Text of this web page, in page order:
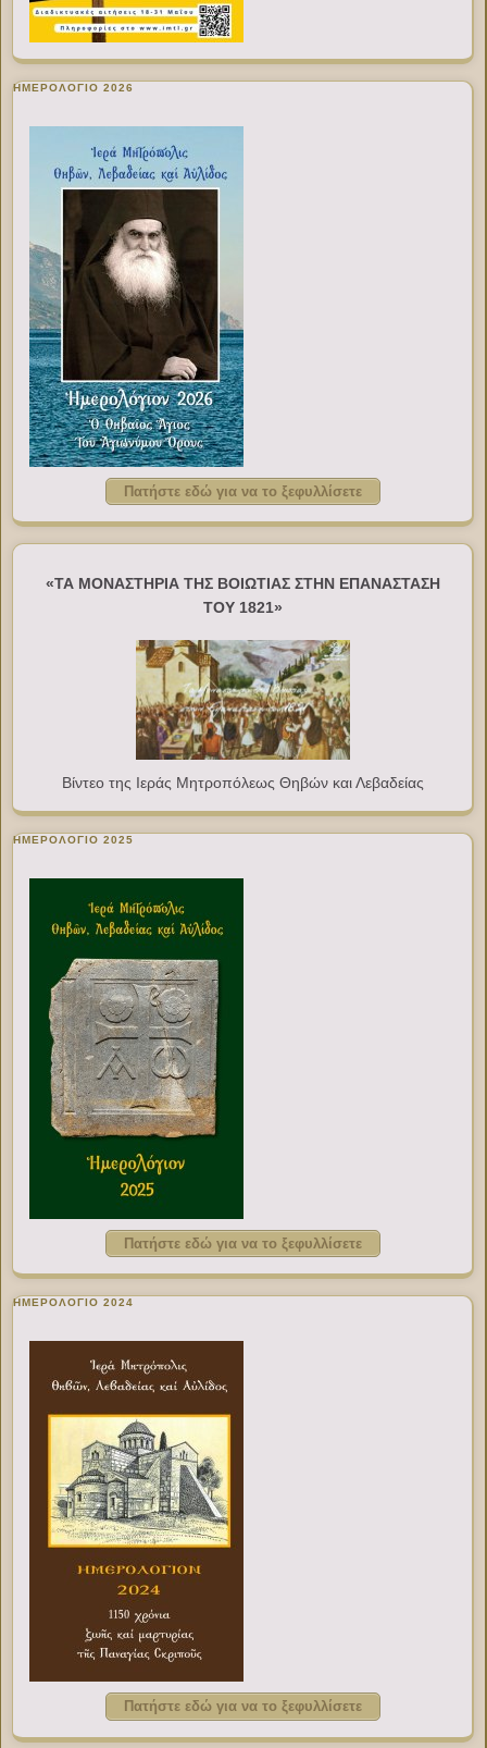
ΗΜΕΡΟΛΟΓΙΟ 2026
Πατήστε εδώ για να το ξεφυλλίσετε
«ΤΑ ΜΟΝΑΣΤΗΡΙΑ ΤΗΣ ΒΟΙΩΤΙΑΣ ΣΤΗΝ ΕΠΑΝΑΣΤΑΣΗ
ΤΟΥ 1821»
Βίντεο της Ιεράς Μητροπόλεως Θηβών και Λεβαδείας
ΗΜΕΡΟΛΟΓΙΟ 2025
Πατήστε εδώ για να το ξεφυλλίσετε
ΗΜΕΡΟΛΟΓΙΟ 2024
Πατήστε εδώ για να το ξεφυλλίσετε